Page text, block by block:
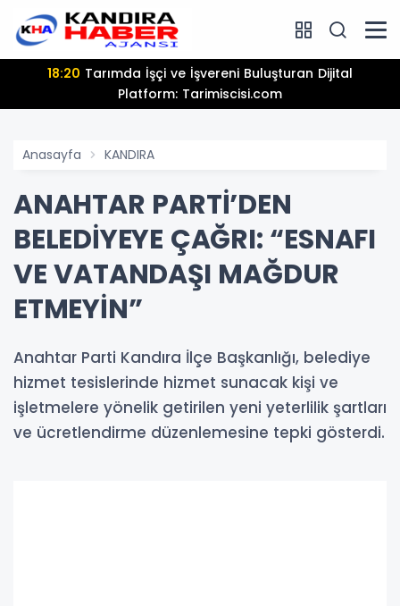
18:20
Platform: Tarimiscisi.com
Anasayfa KANDIRA
ANAHTAR PARTİ’DEN
BELEDİYEYE ÇAĞRI: “ESNAFI
VE VATANDAŞI MAĞDUR
ETMEYİN”
Anahtar Parti Kandıra İlçe Başkanlığı, belediye
hizmet tesislerinde hizmet sunacak kişi ve
işletmelere yönelik getirilen yeni yeterlilik şartları
ve ücretlendirme düzenlemesine tepki gösterdi.